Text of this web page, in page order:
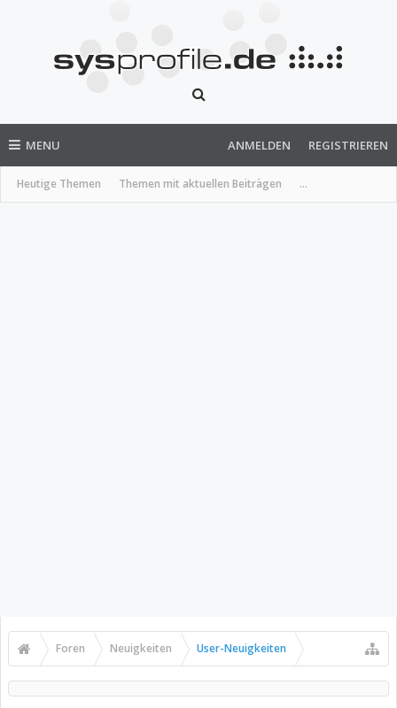
MENU
Heutige Themen Themen mit aktuellen Beiträgen ...
ANMELDEN REGISTRIEREN
Foren Neuigkeiten User-Neuigkeiten